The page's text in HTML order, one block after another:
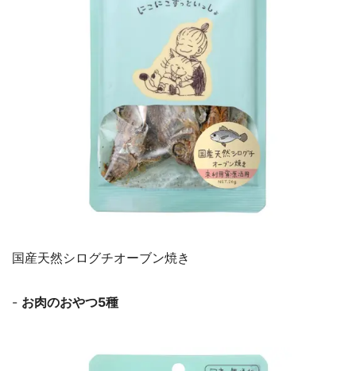
国産天然シログチオーブン焼き
- お肉のおやつ5種